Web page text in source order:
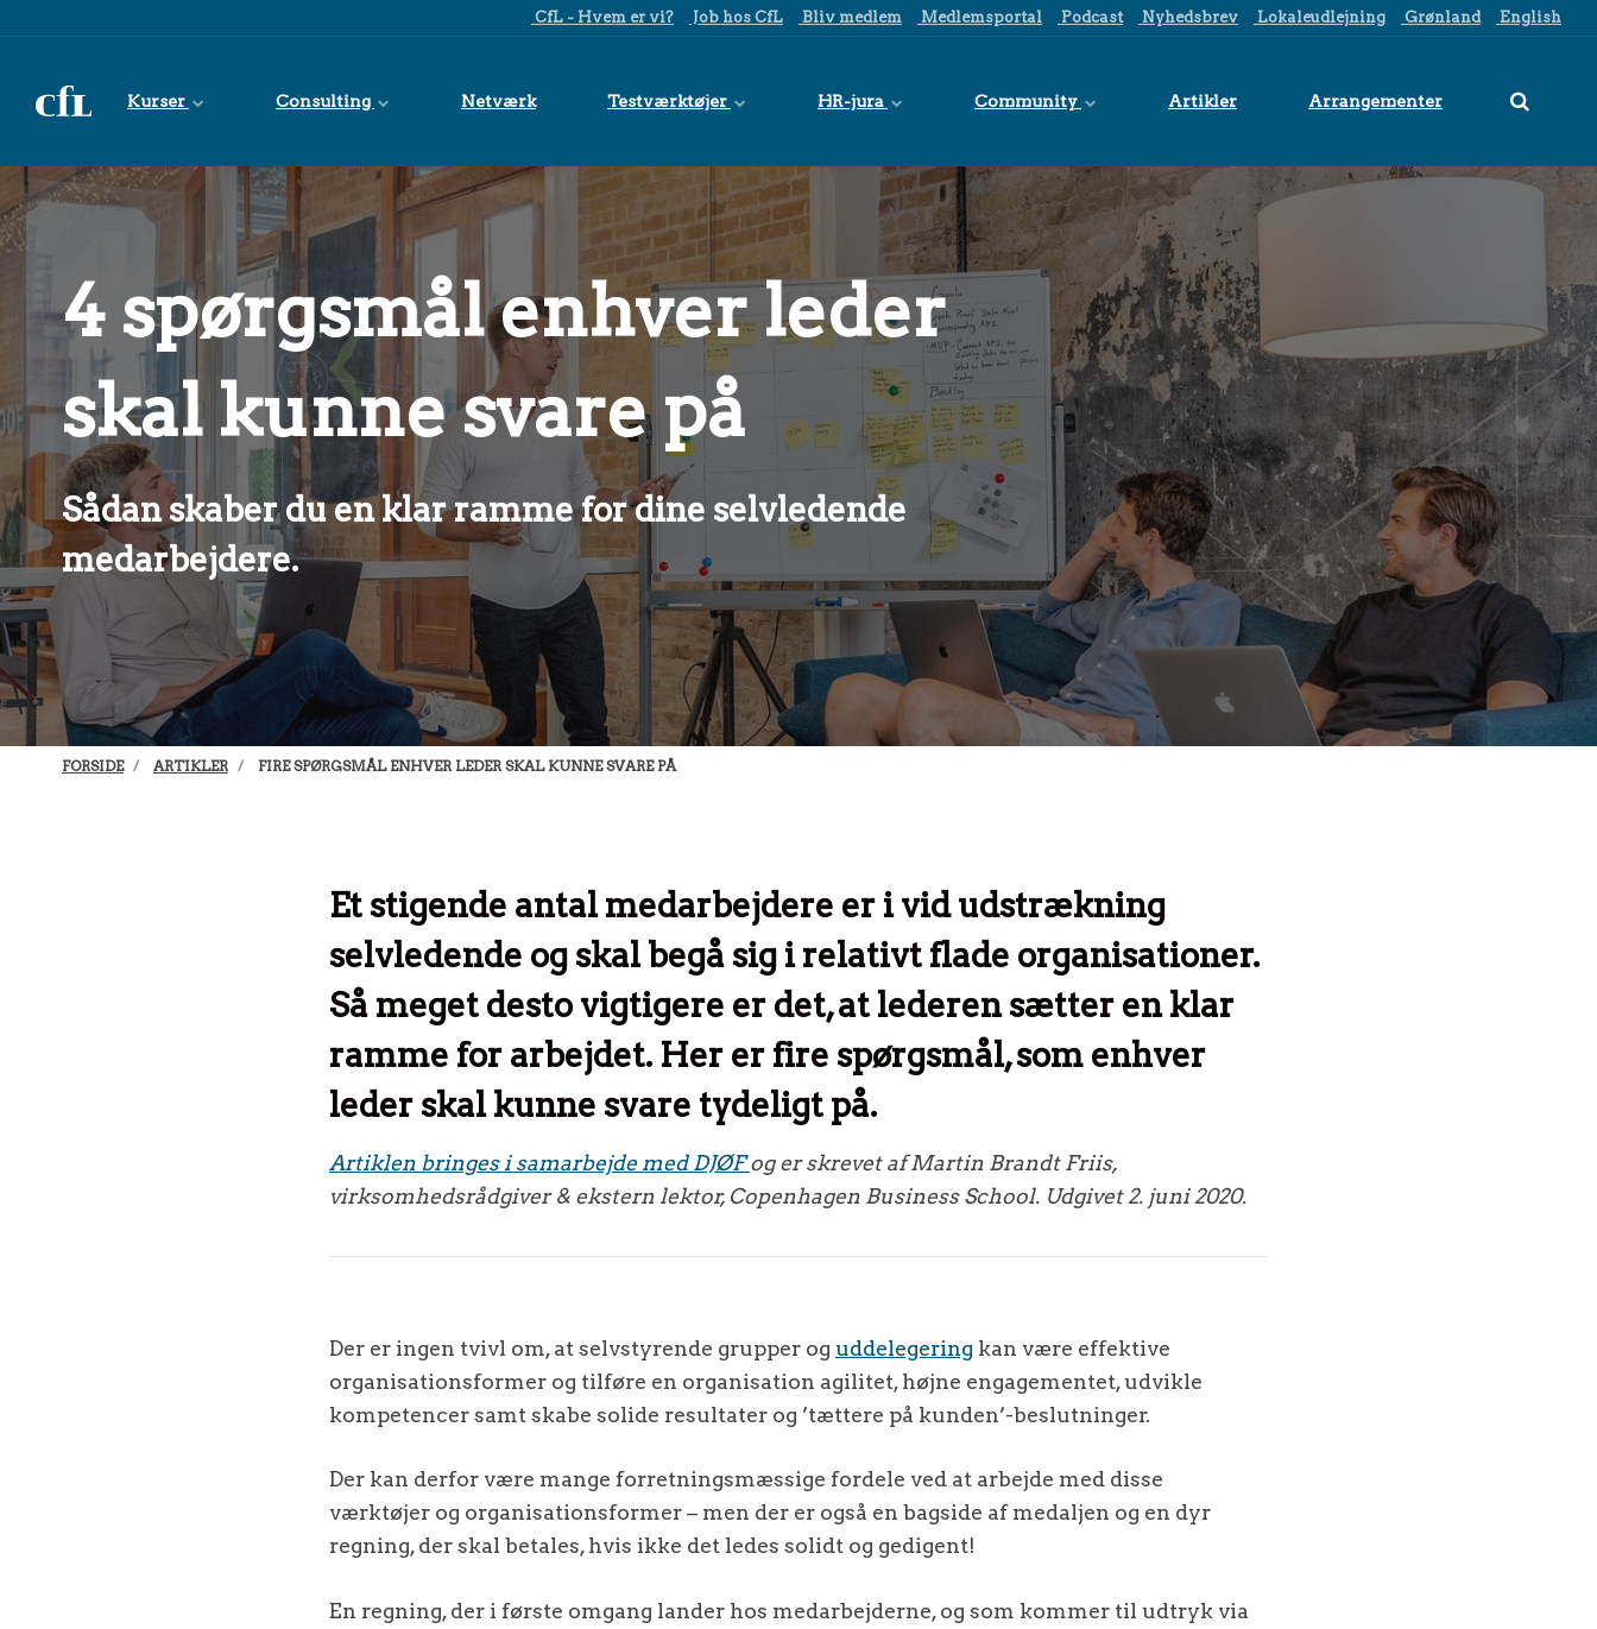
CfL - Hvem er vi? Job hos CfL Bliv medlem Medlemsportal Podcast Nyhedsbrev Lokaleudlejning Grønland English
Kurser Consulting Netværk Testværktøjer HR-jura Community Artikler Arrangementer
4 spørgsmål enhver leder
skal kunne svare på
Sådan skaber du en klar ramme for dine selvledende
medarbejdere.
FORSIDE ARTIKLER FIRE SPØRGSMÅL ENHVER LEDER SKAL KUNNE SVARE PÅ
Et stigende antal medarbejdere er i vid udstrækning
selvledende og skal begå sig i relativt flade organisationer.
Så meget desto vigtigere er det, at lederen sætter en klar
ramme for arbejdet. Her er fire spørgsmål, som enhver
leder skal kunne svare tydeligt på.
Artiklen bringes i samarbejde med DJØFog er skrevetaf Martin Brandt Friis,
virksomhedsrådgiver & ekstern lektor, Copenhagen Business School. Udgivet 2. juni 2020.
Der er ingen tvivl om, at selvstyrende grupper og uddelegering kan være effektive
organisationsformer og tilføre en organisation agilitet, højne engagementet, udvikle
kompetencer samt skabe solide resultater og ’tættere på kunden’-beslutninger.
Der kan derfor være mange forretningsmæssige fordele ved at arbejde med disse
værktøjer og organisationsformer – men der er også en bagside af medaljen og en dyr
regning, der skal betales, hvis ikke det ledes solidt og gedigent!
En regning, der i første omgang lander hos medarbejderne, og som kommer til udtryk via